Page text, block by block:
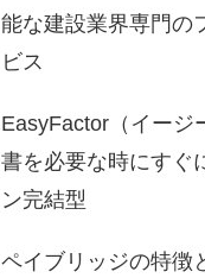
能な建設業界専門の
ビス
EasyFactor（イージ
書を必要な時にすぐ
ン完結型
ペイブリッジの特徴